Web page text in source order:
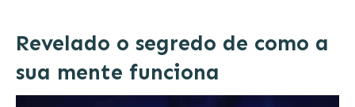
Revelado o segredo de como a
sua mente funciona